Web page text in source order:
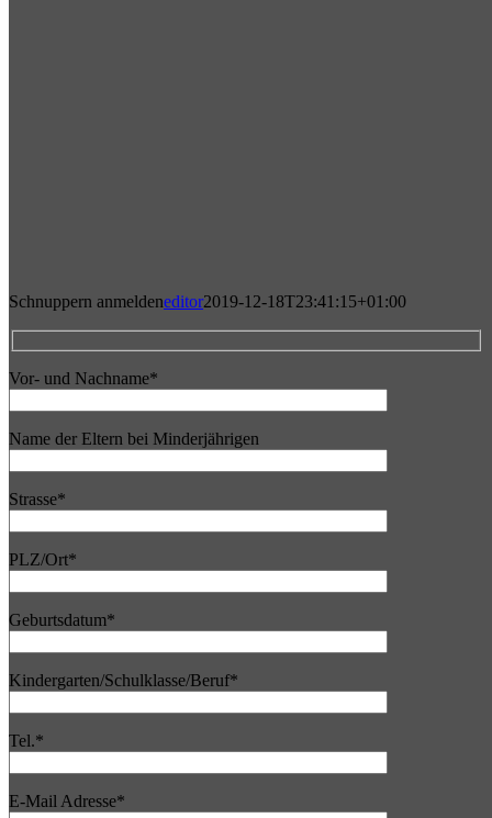
Schnuppern anmeldeneditor2019-12-18T23:41:15+01:00
Vor- und Nachname*
Name der Eltern bei Minderjährigen
Strasse*
PLZ/Ort*
Geburtsdatum*
Kindergarten/Schulklasse/Beruf*
Tel.*
E-Mail Adresse*